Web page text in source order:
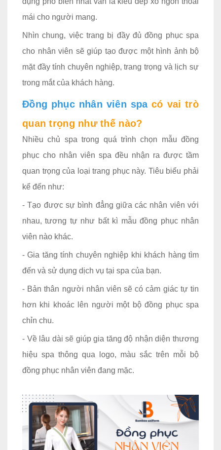
mái cho người mang.
Nhìn chung, việc trang bị đầy đủ đồng phục spa
cho nhân viên sẽ giúp tạo được một hình ảnh bộ
mặt đầy tính chuyên nghiệp, trang trọng và lịch sự
trong mắt của khách hàng.
Đồng phục nhân viên spacó vai trò
quan trọng như thế nào?
Nhiều chủ spa trong quá trình chọn mẫu đồng
phục cho nhân viên spa đều nhận ra được tầm
quan trọng của loại trang phục này. Tiêu biểu phải
kể đến như:
- Tạo được sự bình đẳng giữa các nhân viên với
nhau, tương tự như bất kì mẫu đồng phục nhân
viên nào khác.
- Gia tăng tính chuyên nghiệp khi khách hàng tìm
đến và sử dụng dịch vụ tại spa của bạn.
- Bản thân người nhân viên sẽ có cảm giác tự tin
hơn khi khoác lên người một bộ đồng phục spa
chỉn chu.
- Về lâu dài sẽ giúp gia tăng độ nhận diện thương
hiệu spa thông qua logo, màu sắc trên mỗi bộ
đồng phục nhân viên đang mặc.